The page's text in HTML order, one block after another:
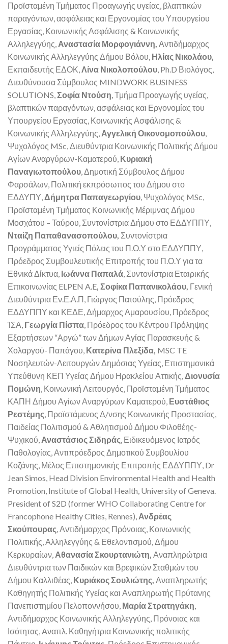
Προϊσταμένη Τμήματος Προαγωγής υγείας, βλαπτικών
παραγόντων, ασφάλειας και Εργονομίας του Υπουργείου
Εργασίας, Κοινωνικής Ασφάλισης & Κοινωνικής
Αλληλεγγύης, Αναστασία Μορφογιάννη, Αντιδήμαρχος
Κοινωνικής Αλληλεγγύης Δήμου Βόλου, Ηλίας Νικολάου,
Εκπαιδευτής ΕΔΟΚ,Λίνα Νικολοπούλου, Ph.D Βιολόγος,
Διευθύνουσα Σύμβουλος MINDWORK BUSINESS
SOLUTIONS,Σοφία Ντούση, Τμήμα Προαγωγής υγείας,
βλαπτικών παραγόντων, ασφάλειας και Εργονομίας του
Υπουργείου Εργασίας, Κοινωνικής Ασφάλισης &
Κοινωνικής Αλληλεγγύης, Αγγελική Οικονομοπούλου,
Ψυχολόγος MSc, Διευθύντρια Κοινωνικής Πολιτικής Δήμου
Αγίων Αναργύρων-Καματερού, Κυριακή
Παναγιωτοπούλου, Δημοτική Σύμβουλος Δήμου
Φαρσάλων, Πολιτική εκπρόσωπος του Δήμου στο
ΕΔΔΥΠΥ,Δήμητρα Παπαγεωργίου, Ψυχολόγος MSc,
Προϊσταμένη Τμήματος Κοινωνικής Μέριμνας Δήμου
Μοσχάτου – Ταύρου, Συντονίστρια Δήμου στο ΕΔΔΥΠΠΥ,
Νταίζη Παπαθανασοπούλου, Συντονίστρια
Προγράμματος Υγιείς Πόλεις του Π.Ο.Υ στο ΕΔΔΥΠΠΥ,
Πρόεδρος Συμβουλευτικής Επιτροπής του Π.Ο.Υ για τα
Εθνικά Δίκτυα, Ιωάννα Παπαλά, Συντονίστρια Εταιρικής
Επικοινωνίας ELPEN A.E, Σοφίκα Παπανικολάου, Γενική
Διευθύντρια Εν.Ε.Α.Π, Γιώργος Πατούλης, Πρόεδρος
ΕΔΔΥΠΠΥ και ΚΕΔΕ, Δήμαρχος Αμαρουσίου, Πρόεδρος
ΊΣΑ, Γεωργία Πίσπα, Πρόεδρος του Κέντρου Πρόληψης
Εξαρτήσεων “Αργώ” των Δήμων Αγίας Παρασκευής &
Χολαργού- Παπάγου, Κατερίνα Πλεξίδα, MSC TE
Νοσηλευτών-Λειτουργών Δημόσιας Υγείας, Επιστημονικά
Υπεύθυνη ΚΕΠ Υγείας Δήμου Ηρακλείου Αττικής,Διονυσία
Πομώνη, Κοινωνική Λειτουργός, Προϊσταμένη Τμήματος
ΚΑΠΗ Δήμου Αγίων Αναργύρων Καματερού, Ευστάθιος
Ρεστέμης, Προϊστάμενος Δ/νσης Κοινωνικής Προστασίας,
Παιδείας Πολιτισμού & Αθλητισμού Δήμου Φιλοθέης-
Ψυχικού, Αναστάσιος Σιδηράς, Ειδικευόμενος Ιατρός
Παθολογίας, Αντιπρόεδρος Δημοτικού Συμβουλίου
Κοζάνης, Μέλος Επιστημονικής Επιτροπής ΕΔΔΥΠΠΥ, Dr
Jean Simos, Head Division Environmental Health and Health
Promotion, Institute of Global Health, University of Geneva.
President of S2D (former WHO Collaborating Centre for
Francophone Healthy Cities, Rennes), Ανδρέας
Σκούπουρας, Αντιδήμαρχος Πρόνοιας, Κοινωνικής
Πολιτικής, Αλληλεγγύης & Εθελοντισμού, Δήμου
Κερκυραίων, Αθανασία Σκουρτανιώτη, Αναπληρώτρια
Διευθύντρια των Παιδικών και Βρεφικών Σταθμών του
Δήμου Καλλιθέας, Κυριάκος Σουλιώτης, Αναπληρωτής
Καθηγητής Πολιτικής Υγείας και Αναπληρωτής Πρύτανης
Πανεπιστημίου Πελοποννήσου, Μαρία Στρατηγάκη,
Αντιδήμαρχος Κοινωνικής Αλληλεγγύης, Πρόνοιας και
Ισότητας, Aναπλ. Καθηγήτρια Κοινωνικής πολιτικής